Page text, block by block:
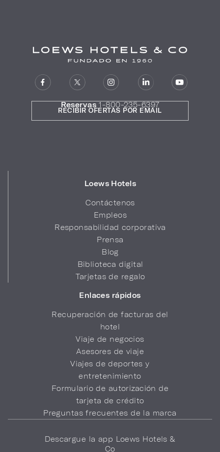
Reservas 1-800-235-6397
Loews Hotels
Contáctenos
Empleos
Responsabilidad corporativa
Prensa
Blog
Biblioteca digital
Tarjetas de regalo
Enlaces rápidos
Recuperación de facturas del
hotel
Viaje de negocios
Asesores de viaje
Viajes de deportes y
entretenimiento
Formulario de autorización de
tarjeta de crédito
Preguntas frecuentes de la marca
RECIBIR OFERTAS POR EMAIL
Descargue la app Loews Hotels &
Co